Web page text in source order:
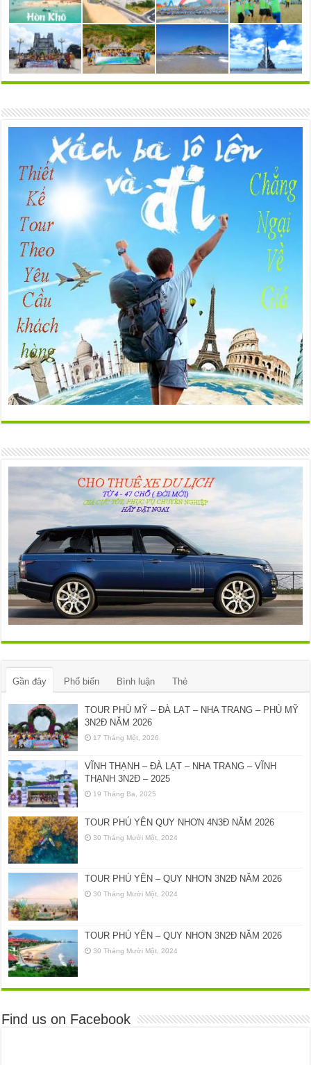
Gần đây Phổ biến Bình luận Thẻ
TOUR PHÙ MỸ – ĐÀ LẠT – NHA TRANG – PHÙ MỸ
3N2Đ NĂM 2026
17 Tháng Một, 2026
VĨNH THẠNH – ĐÀ LẠT – NHA TRANG – VĨNH
THẠNH 3N2Đ – 2025
19 Tháng Ba, 2025
TOUR PHÚ YÊN QUY NHƠN 4N3Đ NĂM 2026
30 Tháng Mười Một, 2024
TOUR PHÚ YÊN – QUY NHƠN 3N2Đ NĂM 2026
30 Tháng Mười Một, 2024
TOUR PHÚ YÊN – QUY NHƠN 3N2Đ NĂM 2026
30 Tháng Mười Một, 2024
Find us on Facebook